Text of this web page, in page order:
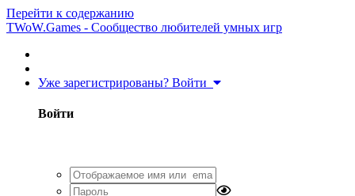
Перейти к содержанию
TWoW.Games - Сообщество любителей умных игр
Уже зарегистрированы? Войти
Войти